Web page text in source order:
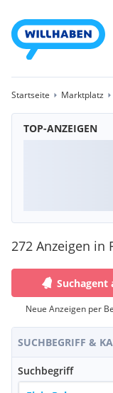
Startseite Marktplatz
TOP-ANZEIGEN
272 Anzeigen in
Neue Anzeigen per
SUCHBEGRIFF &
Suchbegriff